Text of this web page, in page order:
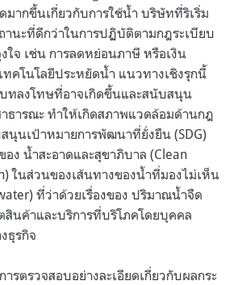
มากขึ้นเกี่ยวกับการใช้น้ำ บริษัทที่ริเริ่ม
านะที่ดีกว่าในการปฏิบัติตามกฎระเบียบ
ใจ เช่น การลดหย่อนภาษี หรือเงิน
คโนโลยีประหยัดน้ำ แนวทางเชิงรุกนี้
ทลงโทษที่อาจเกิดขึ้นและสนับสนุน
ธารณะ ทำให้เกิดสภาพแวดล้อมด้านกฎ
นุนเป้าหมายการพัฒนาที่ยั่งยืน (SDG)
อง น้ำสะอาดและสุขาภิบาล (Clean
ในส่วนของเส้นทางของน้ำที่มองไม่เห็น
ที่ว่าด้วยเรื่องของ ปริมาณน้ำจืด
นค้าและบริการที่บริโภคโดยบุคคล
ธุรกิจ
รตรวจสอบอย่างละเอียดเกี่ยวกับผลกระ